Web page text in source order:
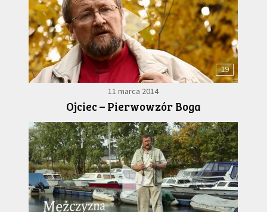
19
11 marca 2014
Ojciec – Pierwowzór Boga